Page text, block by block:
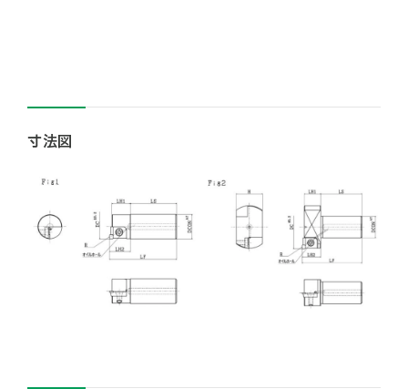
寸法図